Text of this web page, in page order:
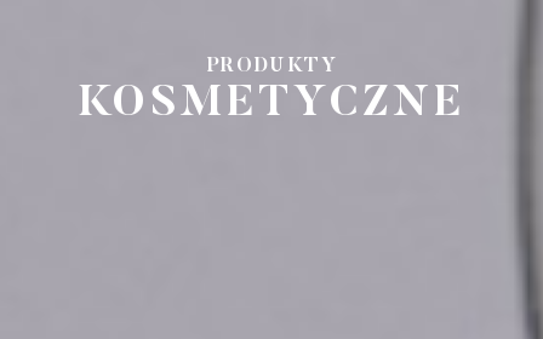
PRODUKTY
KOSMETYCZNE